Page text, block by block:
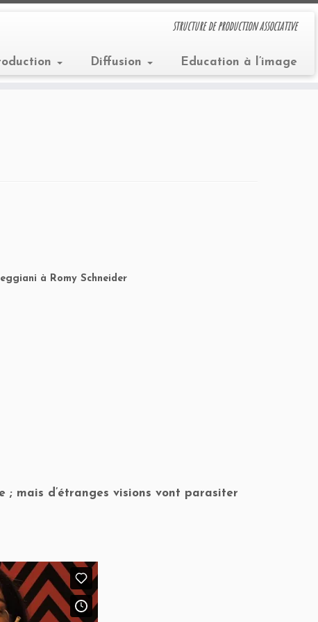
structure de production associative
Diffusion Education à l’image
à Romy Schneider
mais d’étranges visions vont parasiter